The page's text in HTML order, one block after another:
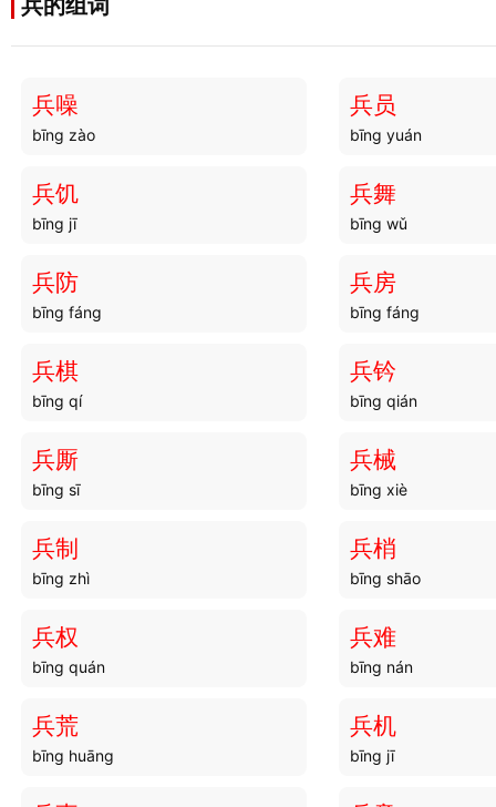
兵的组词
兵噪
bīng zào
兵员
bīng yuán
兵饥
bīng jī
兵舞
bīng wǔ
兵防
bīng fáng
兵房
bīng fáng
兵棋
bīng qí
兵钤
bīng qián
兵厮
bīng sī
兵械
bīng xiè
兵制
bīng zhì
兵梢
bīng shāo
兵权
bīng quán
兵难
bīng nán
兵荒
bīng huāng
兵机
bīng jī